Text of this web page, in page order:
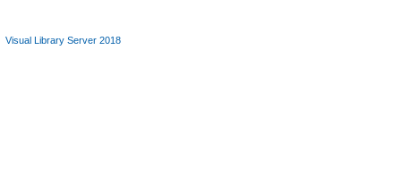
Visual Library Server 2018